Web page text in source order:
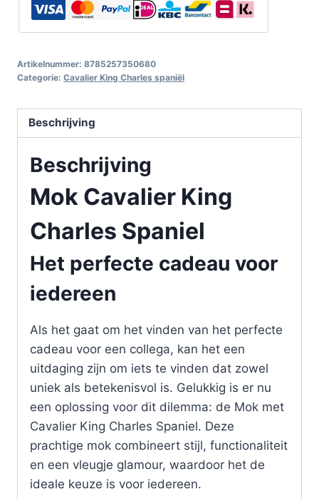
Artikelnummer: 8785257350680
Categorie: Cavalier King Charles spaniël
Beschrijving
Beschrijving
Mok Cavalier King
Charles Spaniel
Het perfecte cadeau voor
iedereen
Als het gaat om het vinden van het perfecte
cadeau voor een collega, kan het een
uitdaging zijn om iets te vinden dat zowel
uniek als betekenisvol is. Gelukkig is er nu
een oplossing voor dit dilemma: de Mok met
Cavalier King Charles Spaniel. Deze
prachtige mok combineert stijl, functionaliteit
en een vleugje glamour, waardoor het de
ideale keuze is voor iedereen.